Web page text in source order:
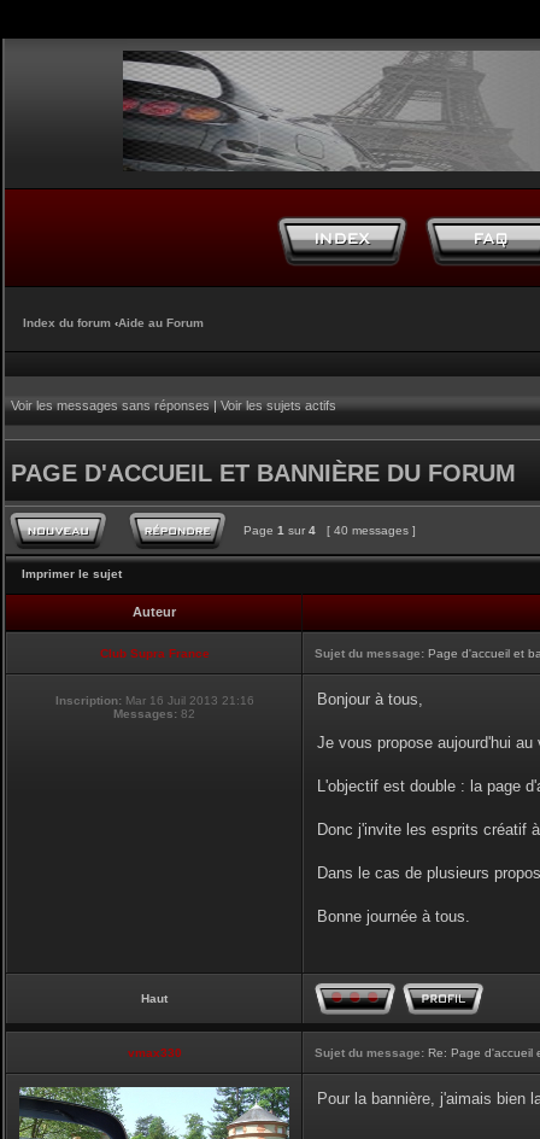
Index du forum ‹Aide au Forum
Voir les messages sans réponses|Voir les sujets actifs
PAGE D'ACCUEIL ET BANNIÈRE DU FORUM
Page 1 sur 4 [ 40 messages ]
Imprimer le sujet
Auteur
Club Supra France Sujet du message: Page d'accueil et
Inscription: Mar 16 Juil 2013 21:16
Messages: 82
Bonjour à tous,
Je vous propose aujourd'hui
L'objectif est double : la page
Donc j'invite les esprits créatif
Dans le cas de plusieurs
Bonne journée à tous.
Haut
vmax330 Sujet du message: Re: Page d'accueil
Pour la bannière, j'aimais bien